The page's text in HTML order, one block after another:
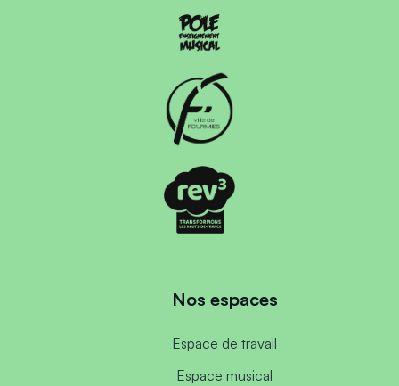
Nos espaces
Espace de travail
Espace musical